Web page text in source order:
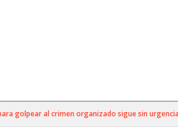
al crimen organizado sigue sin urgencia;